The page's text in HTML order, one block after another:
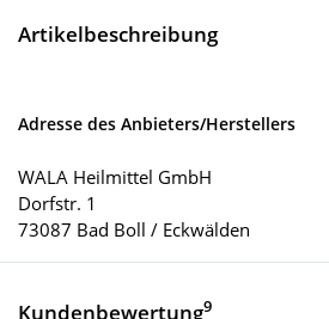
Artikelbeschreibung
Adresse des Anbieters/Herstellers
WALA Heilmittel GmbH
Dorfstr. 1
73087 Bad Boll / Eckwälden
Kundenbewertung9